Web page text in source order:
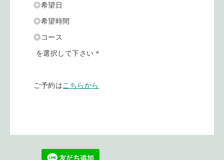
◎希望日
◎希望時間
◎コース
を選択して下さい＊
ご予約はこちらから